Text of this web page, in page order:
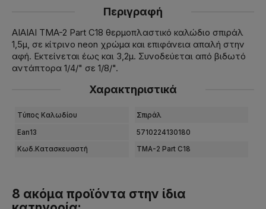
Περιγραφή
AIAIAI TMA-2 Part C18 θερμοπλαστικό καλώδιο σπιράλ
1,5μ, σε κίτρινο neon χρώμα και επιφάνεια απαλή στην
αφή. Εκτείνεται έως και 3,2μ. Συνοδεύεται από βιδωτό
αντάπτορα 1/4/" σε 1/8/".
Χαρακτηριστικά
Tύπος Καλωδίου Σπιράλ
Ean13 5710224130180
Κωδ.Κατασκευαστή TMA-2 Part C18
8 ακόμα προϊόντα στην ίδια